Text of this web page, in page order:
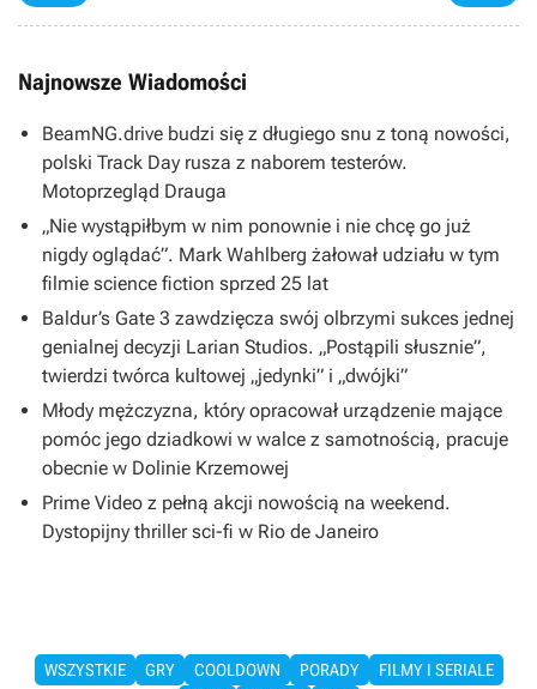
Najnowsze Wiadomości
BeamNG.drive budzi się z długiego snu z toną nowości,
polski Track Day rusza z naborem testerów.
Motoprzegląd Drauga
„Nie wystąpiłbym w nim ponownie i nie chcę go już
nigdy oglądać”. Mark Wahlberg żałował udziału w tym
filmie science fiction sprzed 25 lat
Baldur’s Gate 3 zawdzięcza swój olbrzymi sukces jednej
genialnej decyzji Larian Studios. „Postąpili słusznie”,
twierdzi twórca kultowej „jedynki” i „dwójki”
Młody mężczyzna, który opracował urządzenie mające
pomóc jego dziadkowi w walce z samotnością, pracuje
obecnie w Dolinie Krzemowej
Prime Video z pełną akcji nowością na weekend.
Dystopijny thriller sci-fi w Rio de Janeiro
WSZYSTKIE GRY COOLDOWN PORADY
FILMY I SERIALE